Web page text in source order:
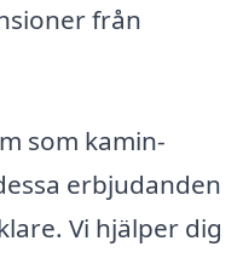
från
som kamin-
erbjudanden
Vi hjälper dig